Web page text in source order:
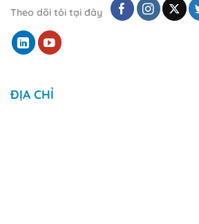
Theo dõi tôi tại đây
ĐỊA CHỈ